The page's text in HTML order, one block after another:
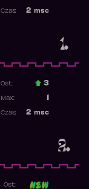
1.
2 msc
Czas:
2.
Ost.: 3
Max:
2 msc
Czas:
Ost: